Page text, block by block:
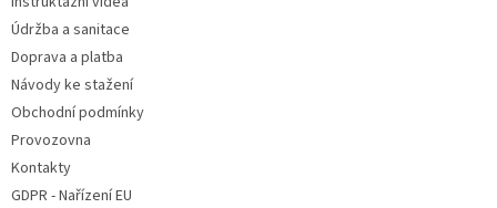
Údržba a sanitace
Doprava a platba
Návody ke stažení
Obchodní podmínky
Provozovna
Kontakty
GDPR - Nařízení EU